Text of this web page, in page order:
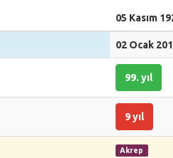
05 Kasım
02 Ocak
99. yıl
9 yıl
Akrep